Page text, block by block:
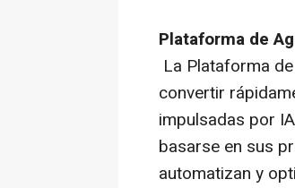
Plataforma de
La Plataforma
convertir
impulsadas por
basarse en sus
automatizan y